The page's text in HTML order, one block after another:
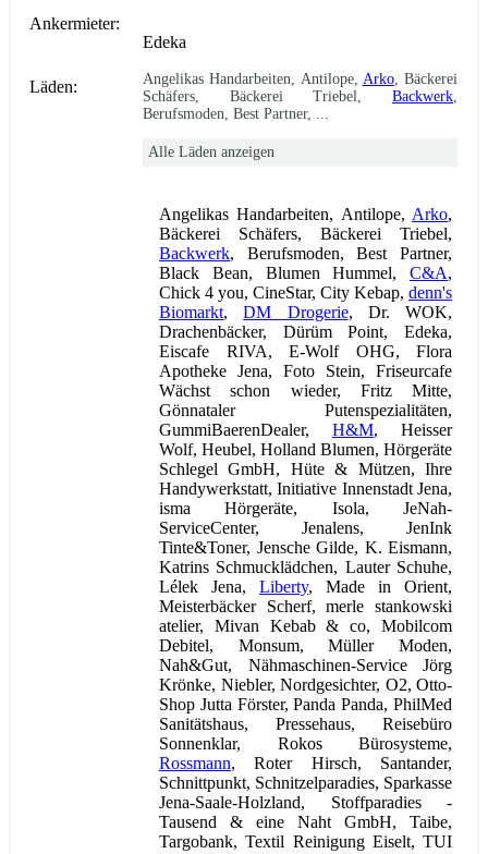
Ankermieter:
Edeka
Läden: Angelikas Handarbeiten, Antilope, Arko, Bäckerei
Schäfers, Bäckerei Triebel, Backwerk
Berufsmoden, Best Partner, ...
Alle Läden anzeigen
Angelikas Handarbeiten, Antilope, Arko,
Bäckerei Schäfers, Bäckerei Triebel,
Backwerk, Berufsmoden, Best Partner,
Black Bean, Blumen Hummel, C&A,
Chick 4 you, CineStar, City Kebap, denn's
Biomarkt,DM Drogerie, Dr. WOK,
Drachenbäcker, Dürüm Point, Edeka,
Eiscafe RIVA, E-Wolf OHG, Flora
Apotheke Jena, Foto Stein, Friseurcafe
Wächst schon wieder, Fritz Mitte,
Gönnataler Putenspezialitäten,
GummiBaerenDealer, H&M, Heisser
Wolf, Heubel, Holland Blumen, Hörgeräte
Schlegel GmbH, Hüte & Mützen, Ihre
Handywerkstatt, Initiative Innenstadt Jena,
isma Hörgeräte, Isola, JeNah-
ServiceCenter, Jenalens, JenInk
Tinte&Toner, Jensche Gilde, K. Eismann,
Katrins Schmucklädchen, Lauter Schuhe,
Lélek Jena, Liberty, Made in Orient,
Meisterbäcker Scherf, merle stankowski
atelier, Mivan Kebab & co, Mobilcom
Debitel, Monsum, Müller Moden,
Nah&Gut, Nähmaschinen-Service Jörg
Krönke, Niebler, Nordgesichter, O2, Otto-
Shop Jutta Förster, Panda Panda, PhilMed
Sanitätshaus, Pressehaus, Reisebüro
Sonnenklar, Rokos Bürosysteme,
Rossmann, Roter Hirsch, Santander,
Schnittpunkt, Schnitzelparadies, Sparkasse
Jena-Saale-Holzland, Stoffparadies -
Tausend & eine Naht GmbH, Taibe,
Targobank, Textil Reinigung Eiselt, TUI